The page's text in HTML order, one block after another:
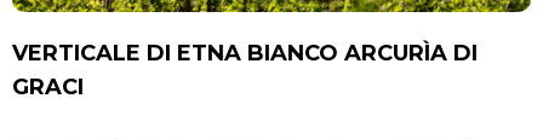
VERTICALE DI ETNA BIANCO ARCURÌA DI
GRACI